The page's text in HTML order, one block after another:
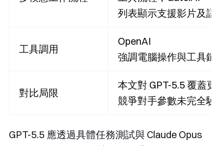
列表顯示支援影片及語
工具調用
OpenAI
強調電腦操作與工具鏈
對比局限
本文對 GPT-5.5 覆蓋更
競爭對手參數未完全驗
GPT-5.5 應透過具體任務測試與 Claude Opus